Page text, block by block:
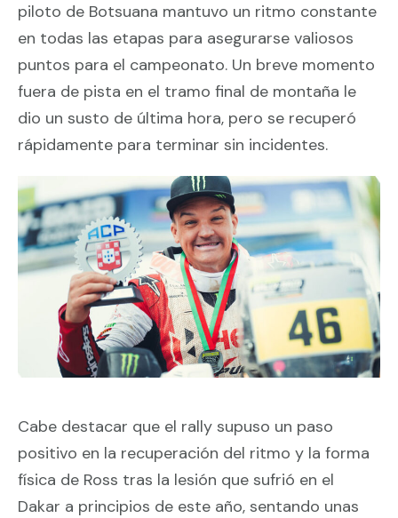
piloto de Botsuana mantuvo un ritmo constante
en todas las etapas para asegurarse valiosos
puntos para el campeonato. Un breve momento
fuera de pista en el tramo final de montaña le
dio un susto de última hora, pero se recuperó
rápidamente para terminar sin incidentes.
Cabe destacar que el rally supuso un paso
positivo en la recuperación del ritmo y la forma
física de Ross tras la lesión que sufrió en el
Dakar a principios de este año, sentando unas